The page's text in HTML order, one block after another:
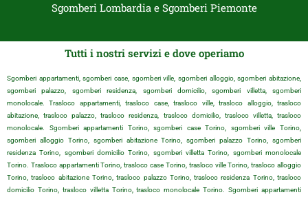
Sgomberi Lombardia e Sgomberi Piemonte
Tutti i nostri servizi e dove operiamo
Sgomberi appartamenti, sgomberi case, sgomberi ville, sgomberi alloggio, sgomberi abitazione,
sgomberi palazzo, sgomberi residenza, sgomberi domicilio, sgomberi villetta, sgomberi
monolocale. Trasloco appartamenti, trasloco case, trasloco ville, trasloco alloggio, trasloco
abitazione, trasloco palazzo, trasloco residenza, trasloco domicilio, trasloco villetta, trasloco
monolocale. Sgomberi appartamenti Torino, sgomberi case Torino, sgomberi ville Torino,
sgomberi alloggio Torino, sgomberi abitazione Torino, sgomberi palazzo Torino, sgomberi
residenza Torino, sgomberi domicilio Torino, sgomberi villetta Torino, sgomberi monolocale
Torino. Trasloco appartamenti Torino, trasloco case Torino, trasloco ville Torino, trasloco alloggio
Torino, trasloco abitazione Torino, trasloco palazzo Torino, trasloco residenza Torino, trasloco
domicilio Torino, trasloco villetta Torino, trasloco monolocale Torino. Sgomberi appartamenti